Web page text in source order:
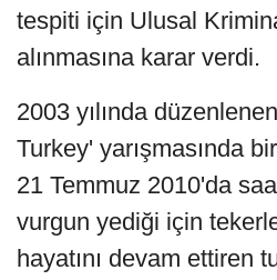
tespiti için Ulusal
alınmasına karar verdi.
2003 yılında
Turkey' yarışmasında
21 Temmuz 2010'da
vurgun yediği için
hayatını devam ettiren